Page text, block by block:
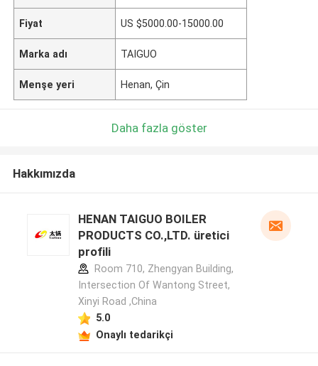
Fiyat US $5000.00-15000.00
Marka adı TAIGUO
Menşe yeri Henan, Çin
Daha fazla göster
Hakkımızda
HENAN TAIGUO BOILER
PRODUCTS CO.,LTD. üretici
profili
Room 710, Zhengyan Building,
Intersection Of Wantong Street,
Xinyi Road ,China
5.0
Onaylı tedarikçi